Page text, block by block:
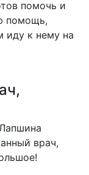
помочь и
помощь,
иду к нему на
врач,